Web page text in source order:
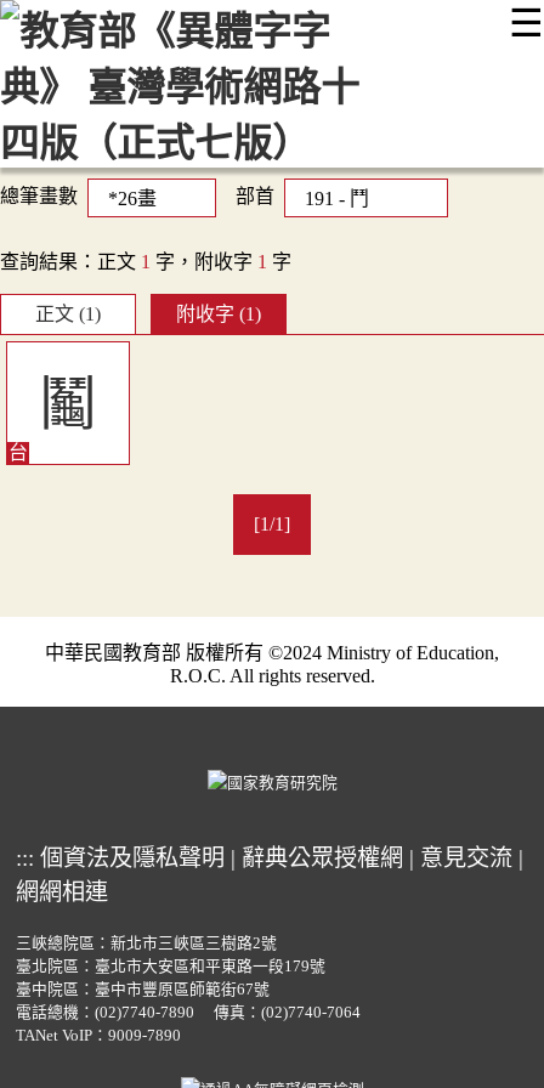
☰
::: 最新消息 常見問題 編輯說明
顯示模式
網站導覽
總筆畫數 部首
查詢結果：正文 1 字，附收字 1 字
正文 (1) 附收字 (1)
鬮
[1/1]
中華民國教育部 版權所有 ©2024 Ministry of Education,
R.O.C. All rights reserved.
::: 個資法及隱私聲明 | 辭典公眾授權網 | 意見交流 |
網網相連
三峽總院區：新北市三峽區三樹路2號
臺北院區：臺北市大安區和平東路一段179號
臺中院區：臺中市豐原區師範街67號
電話總機： (02)7740-7890
傳真：(02)7740-7064
TANet VoIP：9009-7890